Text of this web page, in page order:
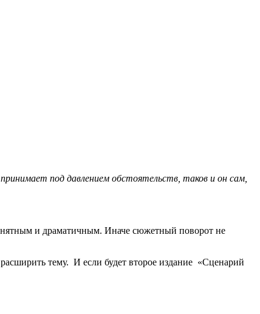
под давлением обстоятельств, таков и он сам,
и драматичным. Иначе сюжетный поворот не
тему. И если будет второе издание «Сценарий